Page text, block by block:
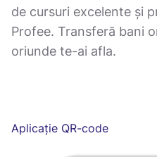
de cursuri excelente și
Profee. Transferă bani
oriunde te-ai afla.
Aplicație QR-code